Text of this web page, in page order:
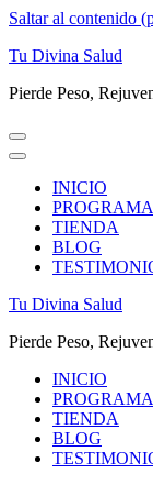
Saltar al contenido
Tu Divina Salud
Pierde Peso,
INICIO
TIENDA
BLOG
Tu Divina Salud
Pierde Peso,
INICIO
TIENDA
BLOG